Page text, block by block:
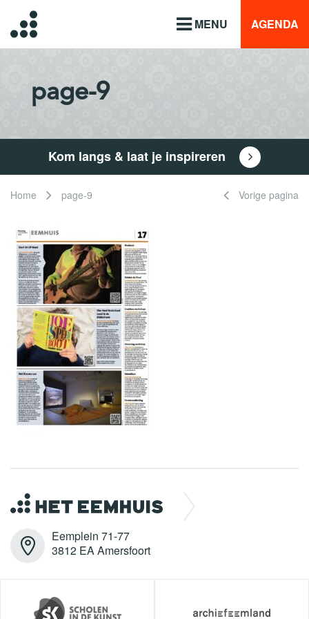
MENU AGENDA
page-9
Kom langs & laat je inspireren
Home page-9 Vorige pagina
Eemplein 71-77
3812 EA Amersfoort